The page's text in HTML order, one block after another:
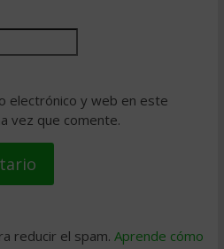
electrónico y web en este
vez que comente.
reducir el spam. Aprende cómo